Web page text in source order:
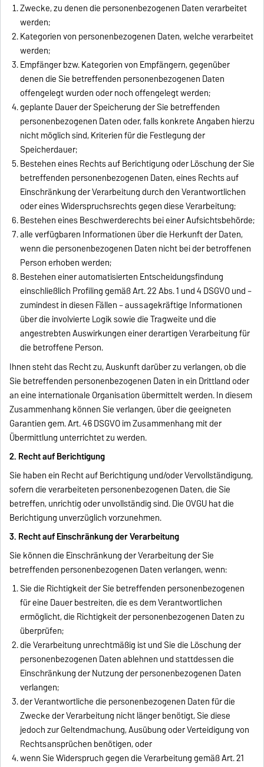
Zwecke, zu denen die personenbezogenen Daten verarbeitet
werden;
Kategorien von personenbezogenen Daten, welche verarbeitet
werden;
Empfänger bzw. Kategorien von Empfängern, gegenüber
denen die Sie betreffenden personenbezogenen Daten
offengelegt wurden oder noch offengelegt werden;
geplante Dauer der Speicherung der Sie betreffenden
personenbezogenen Daten oder, falls konkrete Angaben hierzu
nicht möglich sind, Kriterien für die Festlegung der
Speicherdauer;
Bestehen eines Rechts auf Berichtigung oder Löschung der Sie
betreffenden personenbezogenen Daten, eines Rechts auf
Einschränkung der Verarbeitung durch den Verantwortlichen
oder eines Widerspruchsrechts gegen diese Verarbeitung;
Bestehen eines Beschwerderechts bei einer Aufsichtsbehörde;
alle verfügbaren Informationen über die Herkunft der Daten,
wenn die personenbezogenen Daten nicht bei der betroffenen
Person erhoben werden;
Bestehen einer automatisierten Entscheidungsfindung
einschließlich Profiling gemäß Art. 22 Abs. 1 und 4 DSGVO und –
zumindest in diesen Fällen – aussagekräftige Informationen
über die involvierte Logik sowie die Tragweite und die
angestrebten Auswirkungen einer derartigen Verarbeitung für
die betroffene Person.
Ihnen steht das Recht zu, Auskunft darüber zu verlangen, ob die
Sie betreffenden personenbezogenen Daten in ein Drittland oder
an eine internationale Organisation übermittelt werden. In diesem
Zusammenhang können Sie verlangen, über die geeigneten
Garantien gem. Art. 46 DSGVO im Zusammenhang mit der
Übermittlung unterrichtet zu werden.
2. Recht auf Berichtigung
Sie haben ein Recht auf Berichtigung und/oder Vervollständigung,
sofern die verarbeiteten personenbezogenen Daten, die Sie
betreffen, unrichtig oder unvollständig sind. Die OVGU hat die
Berichtigung unverzüglich vorzunehmen.
3. Recht auf Einschränkung der Verarbeitung
Sie können die Einschränkung der Verarbeitung der Sie
betreffenden personenbezogenen Daten verlangen, wenn:
Sie die Richtigkeit der Sie betreffenden personenbezogenen
für eine Dauer bestreiten, die es dem Verantwortlichen
ermöglicht, die Richtigkeit der personenbezogenen Daten zu
überprüfen;
die Verarbeitung unrechtmäßig ist und Sie die Löschung der
personenbezogenen Daten ablehnen und stattdessen die
Einschränkung der Nutzung der personenbezogenen Daten
verlangen;
der Verantwortliche die personenbezogenen Daten für die
Zwecke der Verarbeitung nicht länger benötigt, Sie diese
jedoch zur Geltendmachung, Ausübung oder Verteidigung von
Rechtsansprüchen benötigen, oder
wenn Sie Widerspruch gegen die Verarbeitung gemäß Art. 21